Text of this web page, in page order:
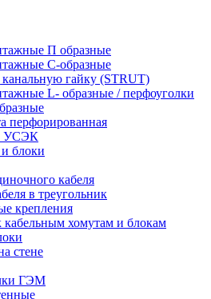
П образные
C-образные
гайку (STRUT)
L- образные / перфоуголки
перфорированная
УСЭК
блоки
кабеля
в треугольник
крепления
кабельным хомутам и блокам
стене
ГЭМ